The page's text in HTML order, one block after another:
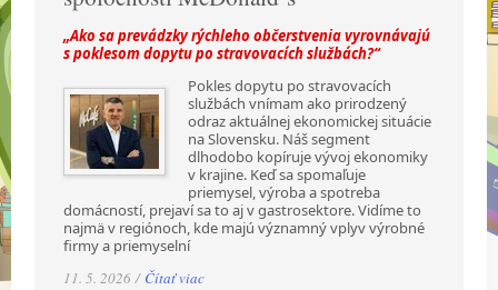
„Ako sa prevádzky rýchleho občerstvenia vyrovnávajú
s poklesom dopytu po stravovacích službách?“
Pokles dopytu po stravovacích
službách vnímam ako prirodzený
odraz aktuálnej ekonomickej situácie
na Slovensku. Náš segment
dlhodobo kopíruje vývoj ekonomiky
v krajine. Keď sa spomaľuje
priemysel, výroba a spotreba
domácností, prejaví sa to aj v gastrosektore. Vidíme to
najmä v regiónoch, kde majú významný vplyv výrobné
firmy a priemyselní
11. 5. 2026 / Čítať viac